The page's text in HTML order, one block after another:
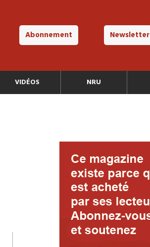
Abonnement Newsletter
VIDÉOS NRU